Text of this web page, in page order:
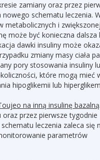
zamiany oraz przez
schematu leczenia.
metabolicznych i zwiększonej
może być konieczna dalsza
dawki insuliny może
zmiany masy ciała
pory stosowania insuliny
które mogą mieć
hipoglikemii lub
na inną insulinę bazalną
oraz przez pierwsze tygodnie
leczenia zaleca się
parametrów